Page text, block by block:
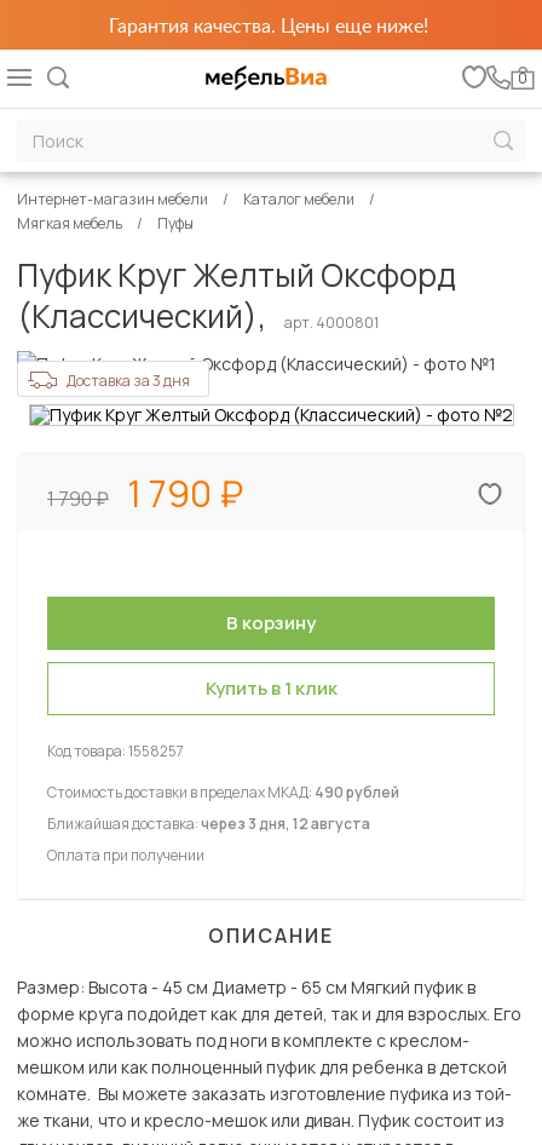
Гарантия качества. Цены еще ниже!
0
Интернет-магазин мебели
Каталог мебели
Мягкая мебель
Пуфы
Пуфик Круг Желтый Оксфорд
(Классический),
арт. 4000801
Доставка за 3 дня
1 790 1 790
Купить в 1 клик
Код товара:1558257
Стоимость доставки в пределах МКАД: 490 рублей
Ближайшая доставка:через 3 дня, 12 августа
Оплата при получении
ОПИСАНИЕ
Размер: Высота - 45 см Диаметр - 65 см Мягкий пуфик в
форме круга подойдет как для детей, так и для взрослых. Его
можно использовать под ноги в комплекте с креслом-
мешком или как полноценный пуфик для ребенка в детской
комнате. Вы можете заказать изготовление пуфика из той-
же ткани, что и кресло-мешок или диван. Пуфик состоит из